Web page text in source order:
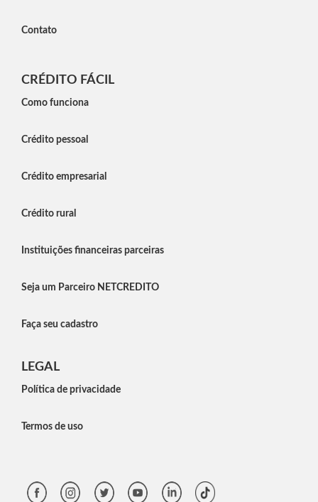
Contato
CRÉDITO FÁCIL
Como funciona
Crédito pessoal
Crédito empresarial
Crédito rural
Instituições financeiras parceiras
Seja um Parceiro NETCREDITO
Faça seu cadastro
LEGAL
Política de privacidade
Termos de uso